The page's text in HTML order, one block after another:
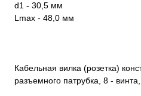
d1 - 30,5 мм
Lmax - 48,0 мм
Кабельная вилка (розетка)
разъемного патрубка, 8 -